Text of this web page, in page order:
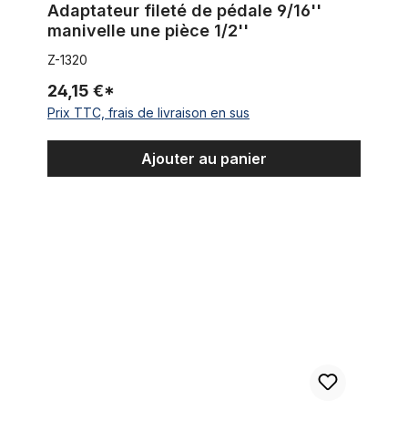
Adaptateur fileté de pédale 9/16''
manivelle une pièce 1/2''
Z-1320
24,15 €*
Prix TTC, frais de livraison en sus
Ajouter au panier